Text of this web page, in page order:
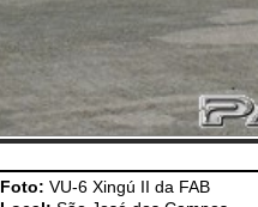
Foto: VU-6 Xingú II da FAB